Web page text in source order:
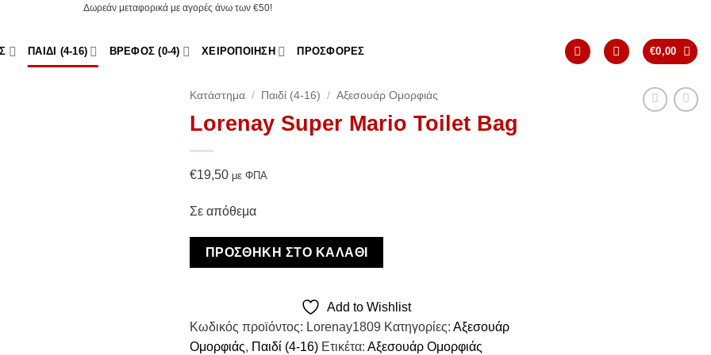
Δωρεάν μεταφορικά με αγορές άνω των €50!
ΠΑΙΔΊ (4-16) ΒΡΈΦΟΣ (0-4) ΧΕΙΡΟΠΟΊΗΣΗ ΠΡΟΣΦΟΡΈΣ €0,00
Κατάστημα / Παιδί (4-16) / Αξεσουάρ Ομορφιάς
Lorenay Super Mario Toilet Bag
€19,50 με ΦΠΑ
Σε απόθεμα
ΠΡΟΣΘΉΚΗ ΣΤΟ ΚΑΛΆΘΙ
Add to Wishlist
Κωδικός προϊόντος: Lorenay1809 Κατηγορίες: Αξεσουάρ
Ομορφιάς, Παιδί (4-16) Ετικέτα: Αξεσουάρ Ομορφιάς